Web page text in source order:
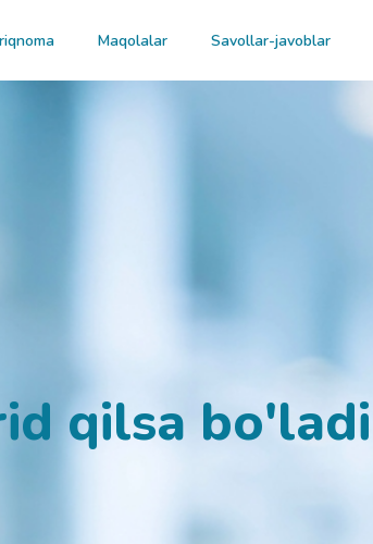
Maqolalar Savollar-javoblar
qilsa bo'ladi